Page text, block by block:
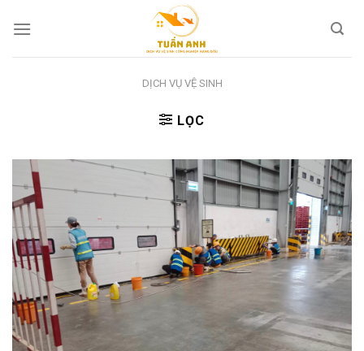
DỊCH VỤ VỆ SINH
LỌC